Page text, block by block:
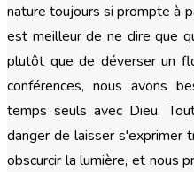
nature toujours si prompte à
est meilleur de ne dire que
plutôt que de déverser un
conférences, nous avons
temps seuls avec Dieu.
danger de laisser s'exprimer
obscurcir la lumière, et nous